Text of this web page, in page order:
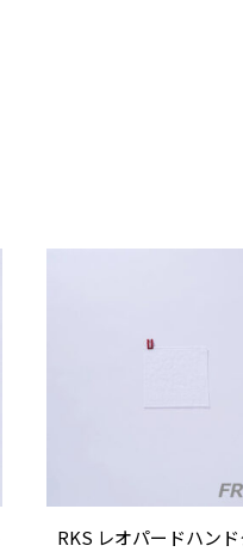
RKS レオパードハン